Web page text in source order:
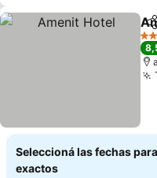
3
Seleccioná las fechas
exactos